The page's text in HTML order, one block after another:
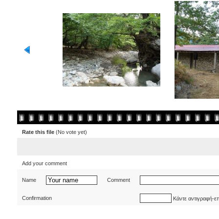
Rate this file (No vote yet)
Add your comment
Name Comment
Confirmation Κάντε αντιγραφή-